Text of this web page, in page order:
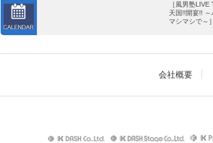
［風男塾
天国!!開宴!!
マシマシで～］
会社概要